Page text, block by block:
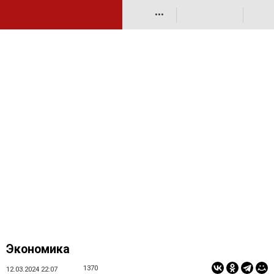
•••
Экономика
12.03.2024 22:07 1370